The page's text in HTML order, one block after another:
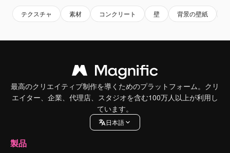
テクスチャ 素材 コンクリート 壁 背景の壁紙
最高のクリエイティブ制作を導くためのプラットフォーム。クリ
エイター、企業、代理店、スタジオを含む100万人以上が利用し
ています。
日本語
製品